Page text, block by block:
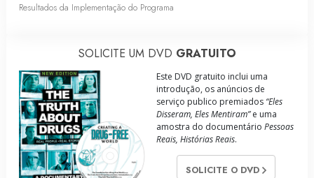
Resultados da Implementação do Programa
SOLICITE UM DVD GRATUITO
Este DVD gratuito inclui uma
introdução, os anúncios de
serviço publico premiados“Eles
Disseram, Eles Mentiram”e uma
amostra do documentário Pessoas
Reais, Histórias Reais.
SOLICITE O DVD